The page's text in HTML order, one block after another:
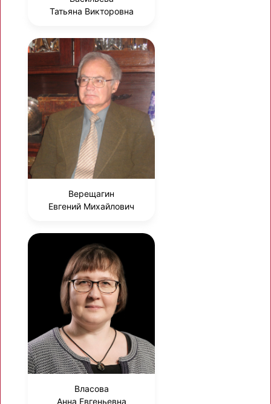
Татьяна Викторовна
Верещагин
Евгений Михайлович
Власова
Анна Евгеньевна